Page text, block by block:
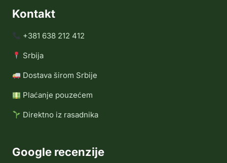
Kontakt
+381 638 212 412
Srbija
Dostava širom Srbije
Plaćanje pouzećem
Direktno iz rasadnika
Google recenzije